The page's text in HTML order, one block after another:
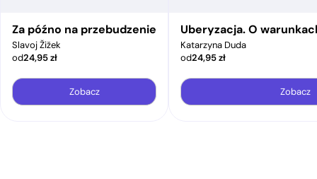
Za późno na przebudzenie
Slavoj Žižek
od24,95zł
Zobacz
Uberyzacja. O
Katarzyna Duda
od24,95zł
Zobacz